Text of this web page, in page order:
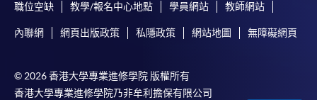
職位空缺 教學/報名中心地點 學員網站 教師網站
內聯網 網頁出版政策 私隱政策 網站地圖 無障礙網頁
© 2026 香港大學專業進修學院 版權所有
香港大學專業進修學院乃非牟利擔保有限公司